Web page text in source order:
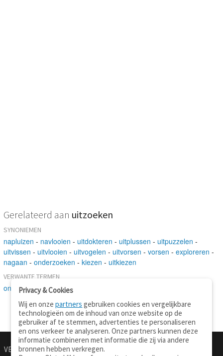
Gerelateerd aan uitzoeken
SYNONIEMEN
napluizen - navlooien - uitdokteren - uitplussen - uitpuzzelen -
uitvissen - uitvlooien - uitvogelen - uitvorsen - vorsen - exploreren -
nagaan - onderzoeken - kiezen - uitkiezen
VERWANTE TERMEN
onderzoeken-hoop-
VERTALEN.NU
Privacy & Cookies
Wij en onzepartners gebruiken cookies en vergelijkbare
technologieën om de inhoud van onze website op de
gebruiker af te stemmen, advertenties te personaliseren
en ons verkeer te analyseren. Onze partners kunnen deze
informatie combineren met informatie die zij via andere
bronnen hebben verkregen.